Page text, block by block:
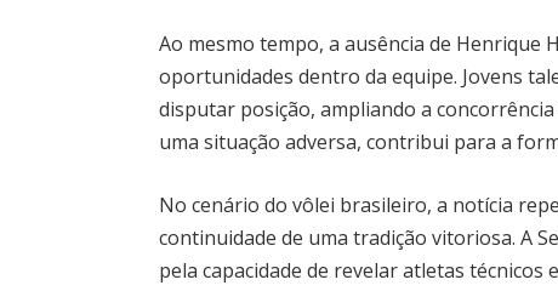
Ao mesmo tempo, a ausência de Henrique
oportunidades dentro da equipe. Jovens
disputar posição, ampliando a
uma situação adversa, contribui para a
No cenário do vôlei brasileiro, a notícia
continuidade de uma tradição vitoriosa. A
pela capacidade de revelar atletas